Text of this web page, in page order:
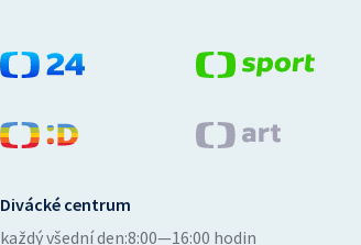
Divácké centrum
každý všední den:8:00—16:00 hodin